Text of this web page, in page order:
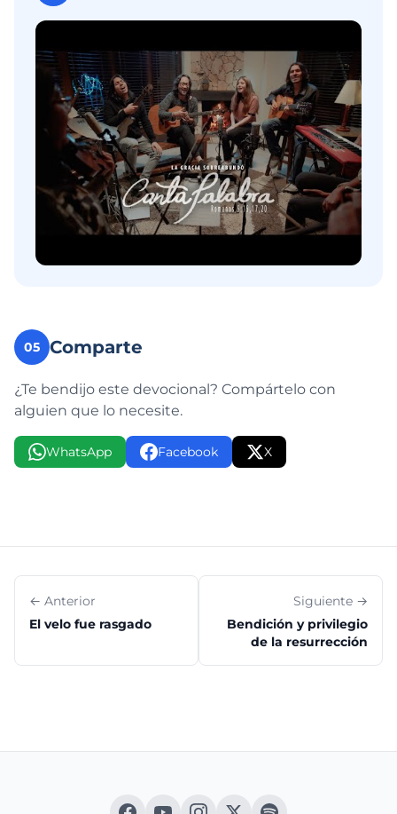
05 Comparte
¿Te bendijo este devocional? Compártelo con
alguien que lo necesite.
WhatsApp Facebook X
← Anterior
El velo fue rasgado
Siguiente →
Bendición y privilegio
de la resurrección